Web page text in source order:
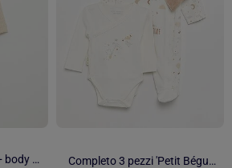
Completo pantalone + body + cappellino 'Simba' - 3 pezzi
Completo 3 pezzi 'Petit Béguin' - Body + pigiama + doudou